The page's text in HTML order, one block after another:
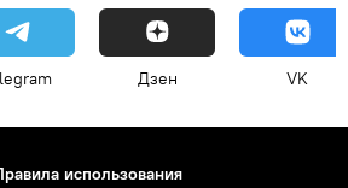
Дзен VK
использования